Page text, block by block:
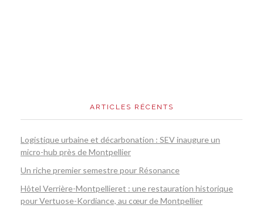
ARTICLES RÉCENTS
Logistique urbaine et décarbonation : SEV inaugure un
micro-hub près de Montpellier
Un riche premier semestre pour Résonance
Hôtel Verrière-Montpellieret : une restauration historique
pour Vertuose-Kordiance, au cœur de Montpellier